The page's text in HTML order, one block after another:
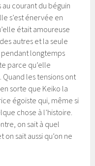
au courant du béguin
s’est énervée en
était amoureuse
autres et la seule
pendant longtemps
parce qu’elle
Quand les tensions ont
sorte que Keiko la
égoïste qui, même si
chose à l’histoire.
on sait à quel
sait aussi qu’on ne